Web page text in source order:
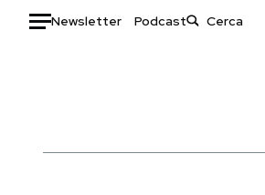
Newsletter Podcast
Italia
Moda